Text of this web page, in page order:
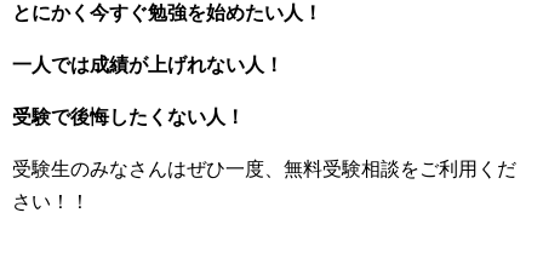
とにかく今すぐ勉強を始めたい人！
一人では成績が上げれない人！
受験で後悔したくない人！
受験生のみなさんはぜひ一度、無料受験相談をご利用くだ
さい！！